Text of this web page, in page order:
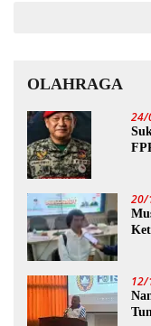
OLAHRAGA
24/
20/
12/